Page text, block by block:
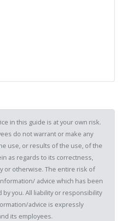
in this guide is at your own risk.
do not warrant or make any
use, or results of the use, of the
as regards to its correctness,
or otherwise. The entire risk of
advice which has been
you. All liability or responsibility
advice is expressly
its employees.